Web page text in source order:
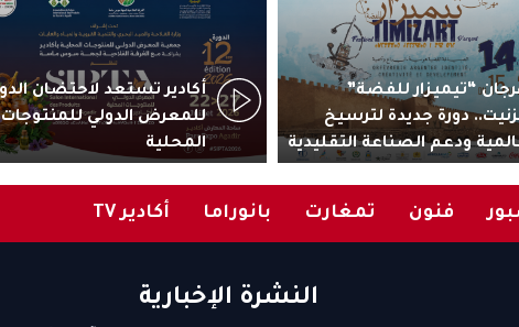
“تيميزار للفضة”
دورة جديدة لترسيخ
ودعم الصناعة التقليدية
للمعرض الدولي للمنتوجات
المحلية
فنون تمغارت بانوراما أكادير TV
النشرة الإخبارية